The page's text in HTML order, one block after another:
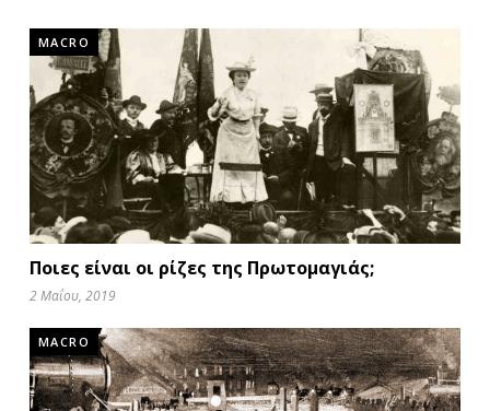
MACRO
Ποιες είναι οι ρίζες της Πρωτομαγιάς;
2 Μαΐου, 2019
MACRO